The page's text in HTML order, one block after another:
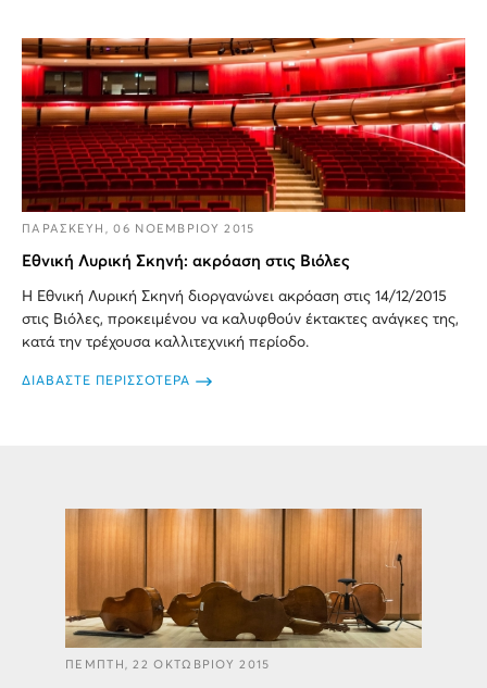
ΠΑΡΑΣΚΕΥΗ, 06 ΝΟΕΜΒΡΙΟΥ 2015
Εθνική Λυρική Σκηνή: ακρόαση στις Βιόλες
Η Εθνική Λυρική Σκηνή διοργανώνει ακρόαση στις 14/12/2015
στις Βιόλες, προκειμένου να καλυφθούν έκτακτες ανάγκες της,
κατά την τρέχουσα καλλιτεχνική περίοδο.
ΔΙΑΒΑΣΤΕ ΠΕΡΙΣΣΟΤΕΡΑ
ΠΕΜΠΤΗ, 22 ΟΚΤΩΒΡΙΟΥ 2015